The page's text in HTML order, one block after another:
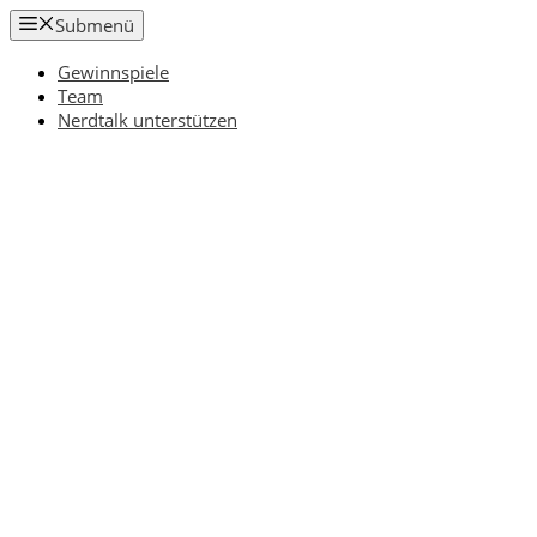
Zum
Inhalt
springen
Submenü
Gewinnspiele
Team
Nerdtalk unterstützen